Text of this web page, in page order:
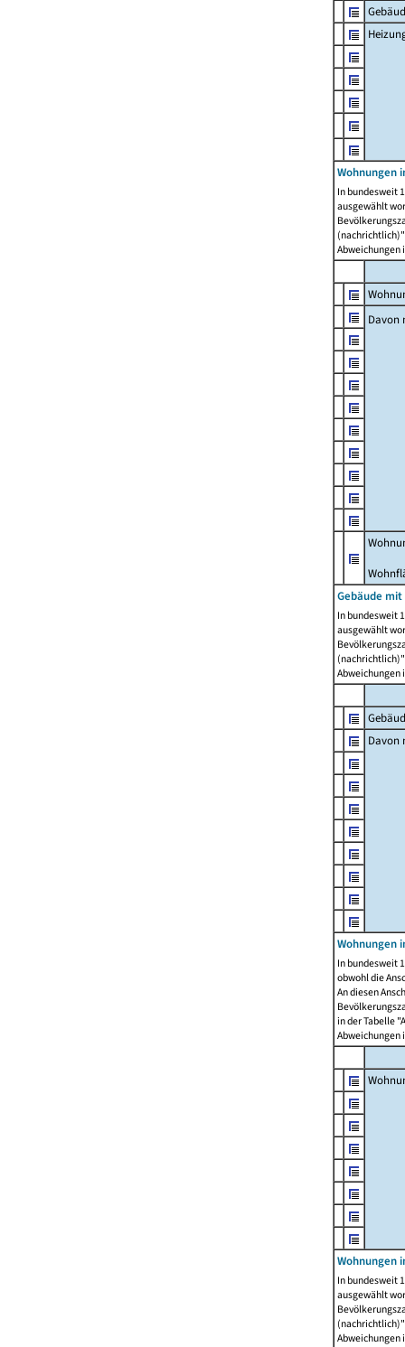
Wohnungen
In bundesweit
ausgewählt
Abweichungen
Davon
Gebäude
In bundesweit
ausgewählt
Abweichungen
Davon
Wohnungen
In bundesweit
obwohl die
An diesen
in der Tabelle
Abweichungen
Wohnungen
In bundesweit
ausgewählt
Abweichungen